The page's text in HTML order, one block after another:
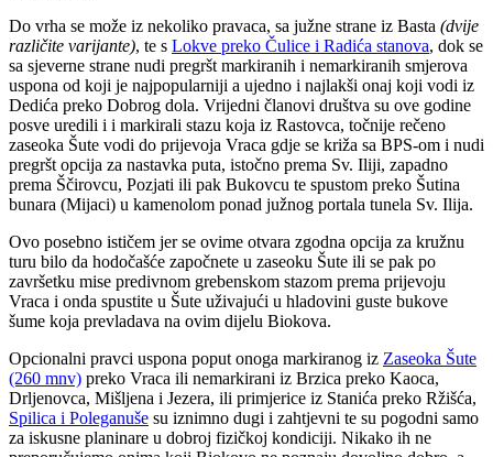
Do vrha se može iz nekoliko pravaca, sa južne strane iz Basta (dvije
različite varijante), te s Lokve preko Čulice i Radića stanova, dok se
sa sjeverne strane nudi pregršt markiranih i nemarkiranih smjerova
uspona od koji je najpopularniji a ujedno i najlakši onaj koji vodi iz
Dedića preko Dobrog dola. Vrijedni članovi društva su ove godine
posve uredili i i markirali stazu koja iz Rastovca, točnije rečeno
zaseoka Šute vodi do prijevoja Vraca gdje se križa sa BPS-om i nudi
pregršt opcija za nastavka puta, istočno prema Sv. Iliji, zapadno
prema Ščirovcu, Pozjati ili pak Bukovcu te spustom preko Šutina
bunara (Mijaci) u kamenolom ponad južnog portala tunela Sv. Ilija.
Ovo posebno ističem jer se ovime otvara zgodna opcija za kružnu
turu bilo da hodočašće započnete u zaseoku Šute ili se pak po
završetku mise predivnom grebenskom stazom prema prijevoju
Vraca i onda spustite u Šute uživajući u hladovini guste bukove
šume koja prevladava na ovim dijelu Biokova.
Opcionalni pravci uspona poput onoga markiranog iz Zaseoka Šute
(260 mnv) preko Vraca ili nemarkirani iz Brzica preko Kaoca,
Drljenovca, Mišljena i Jezera, ili primjerice iz Stanića preko Ržišća,
Spilica i Poleganuše su iznimno dugi i zahtjevni te su pogodni samo
za iskusne planinare u dobroj fizičkoj kondiciji. Nikako ih ne